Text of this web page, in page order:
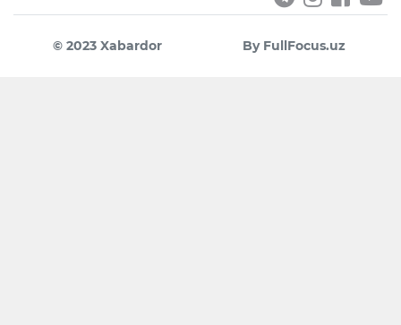
© 2023 Xabardor By FullFocus.uz